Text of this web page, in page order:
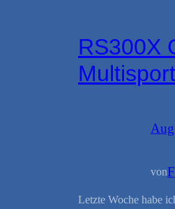
RS300X
Multisport
von
Letzte Woche habe